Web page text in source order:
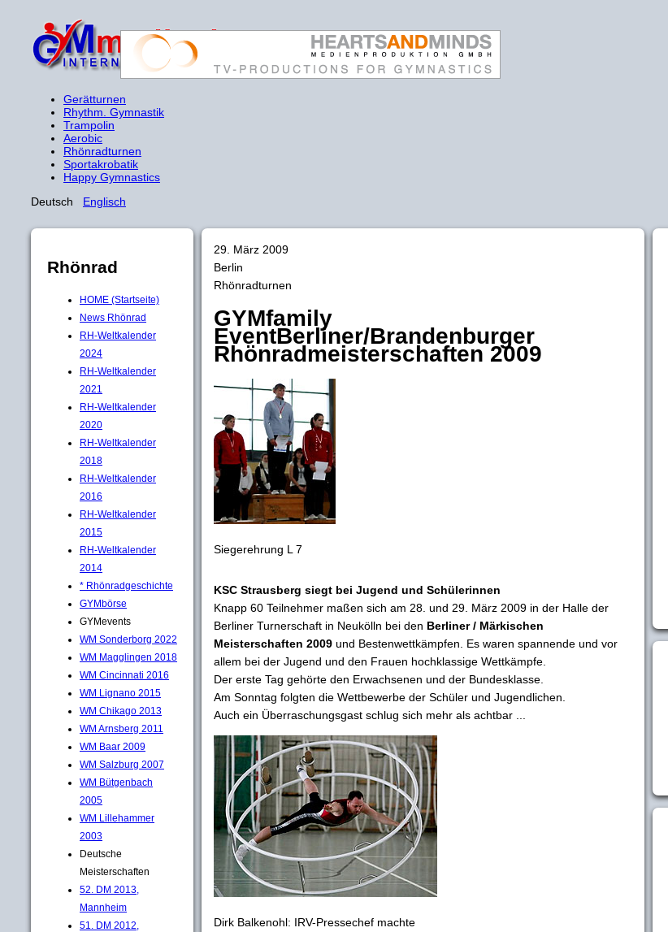
Gerätturnen
Rhythm. Gymnastik
Trampolin
Aerobic
Rhönradturnen
Sportakrobatik
Happy Gymnastics
Deutsch Englisch
Rhönrad
HOME (Startseite)
News Rhönrad
RH-Weltkalender
2024
RH-Weltkalender
2021
RH-Weltkalender
2020
RH-Weltkalender
2018
RH-Weltkalender
2016
RH-Weltkalender
2015
RH-Weltkalender
2014
* Rhönradgeschichte
GYMbörse
GYMevents
WM Sonderborg 2022
WM Magglingen 2018
WM Cincinnati 2016
WM Lignano 2015
WM Chikago 2013
WM Arnsberg 2011
WM Baar 2009
WM Salzburg 2007
WM Bütgenbach
2005
WM Lillehammer
2003
Deutsche
Meisterschaften
52. DM 2013,
Mannheim
51. DM 2012,
29. März 2009
Berlin
Rhönradturnen
GYMfamily
EventBerliner/Brandenburger
Rhönradmeisterschaften 2009
Siegerehrung L 7
KSC Strausberg siegt bei Jugend und Schülerinnen
Knapp 60 Teilnehmer maßen sich am 28. und 29. März 2009 in der Halle der
Berliner Turnerschaft in Neukölln bei den Berliner / Märkischen
Meisterschaften 2009 und Bestenwettkämpfen. Es waren spannende und vor
allem bei der Jugend und den Frauen hochklassige Wettkämpfe.
Der erste Tag gehörte den Erwachsenen und der Bundesklasse.
Am Sonntag folgten die Wettbewerbe der Schüler und Jugendlichen.
Auch ein Überraschungsgast schlug sich mehr als achtbar ...
Dirk Balkenohl: IRV-Pressechef machte